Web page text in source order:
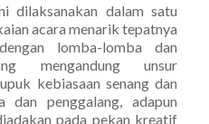
dilaksanakan dalam satu
acara menarik tepatnya
lomba-lomba dan
mengandung unsur
kebiasaan senang dan
dan penggalang, adapun
pada pekan kreatif